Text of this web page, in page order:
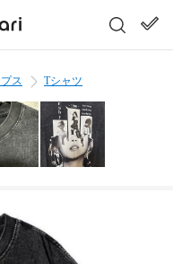
プス Tシャツ